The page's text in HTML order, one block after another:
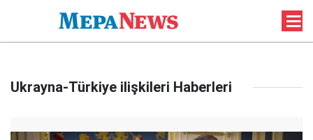
Ukrayna-Türkiye ilişkileri Haberleri